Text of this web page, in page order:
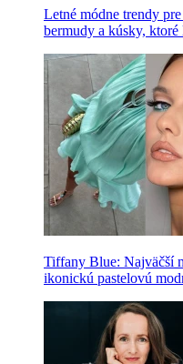
Letné módne trendy
bermudy a kúsky, ktoré
Tiffany Blue: Najväčší
ikonickú pastelovú